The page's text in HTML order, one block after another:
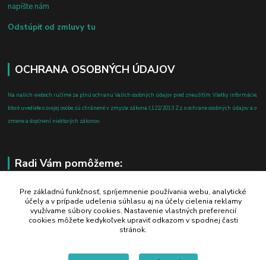
napíšte nám
Odstúpiť od zmluvy tu
OCHRANA OSOBNÝCH ÚDAJOV
Na našich weboch ručíme za plnú ochranu Vašich osobných údajov pred zneužitím. Všetky informácie,
ktoré uvediete o svojej osobe, sú chránené v zmysle zákona č.122/2013 Z.z. o ochrane osobných údajov a o
zmene a doplnení niektorých zákonov.
Radi Vám pomôžeme:
+421 908 700 612
po-pia: 8.00 - 16.00
business@jtf.sk
Pre základnú funkčnosť, spríjemnenie používania webu, analytické
účely a v prípade udelenia súhlasu aj na účely cielenia reklamy
využívame súbory cookies. Nastavenie vlastných preferencií
cookies môžete kedykoľvek upraviť odkazom v spodnej časti
stránok.